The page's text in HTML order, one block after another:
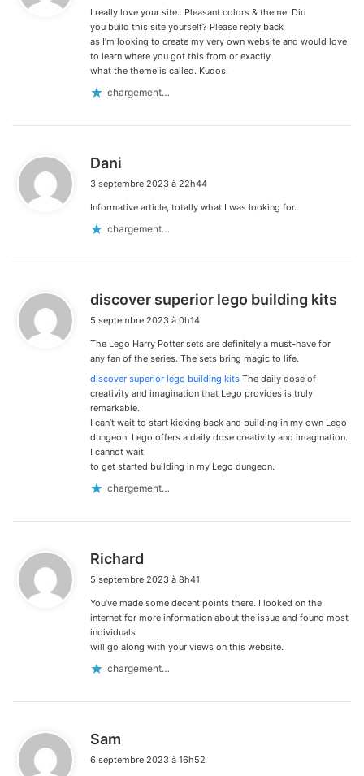
:
I really love your site.. Pleasant colors & theme. Did
you build this site yourself? Please reply back
as I’m looking to create my very own website and would love
to learn where you got this from or exactly
what the theme is called. Kudos!
chargement…
Dani
t
3 septembre 2023 à 22h44
Informative article, totally what I was looking for.
chargement…
discover superior lego building kits
5 septembre 2023 à 0h14
The Lego Harry Potter sets are definitely a must-have for
any fan of the series. The sets bring magic to life.
discover superior lego building kits The daily dose of
creativity and imagination that Lego provides is truly
remarkable.
I can’t wait to start kicking back and building in my own Lego
dungeon! Lego offers a daily dose creativity and imagination.
I cannot wait
to get started building in my Lego dungeon.
chargement…
Richard
t
:
5 septembre 2023 à 8h41
You’ve made some decent points there. I looked on the
internet for more information about the issue and found most
individuals
will go along with your views on this website.
chargement…
Sam
t
6 septembre 2023 à 16h52